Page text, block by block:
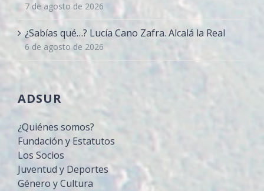
7 de agosto de 2026
¿Sabías qué…? Lucía Cano Zafra. Alcalá la Real
6 de agosto de 2026
ADSUR
¿Quiénes somos?
Fundación y Estatutos
Los Socios
Juventud y Deportes
Género y Cultura